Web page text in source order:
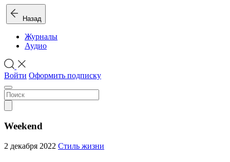
Назад
Журналы
Аудио
Войти Оформить подписку
Weekend
2 декабря 2022 Стиль жизни